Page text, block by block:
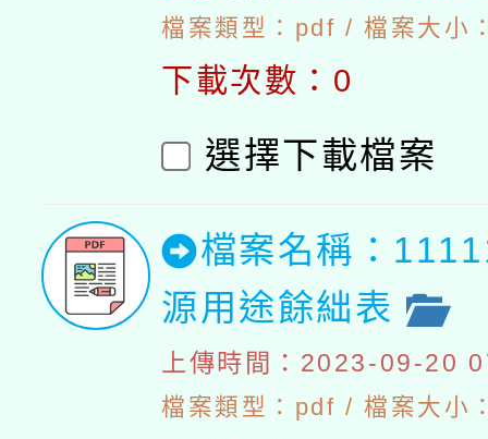
檔案類型：pdf / 檔案大小
下載次數：0
選擇下載檔案
檔案名稱：
源用途餘絀表
上傳時間：2023-09-20
檔案類型：pdf / 檔案大小